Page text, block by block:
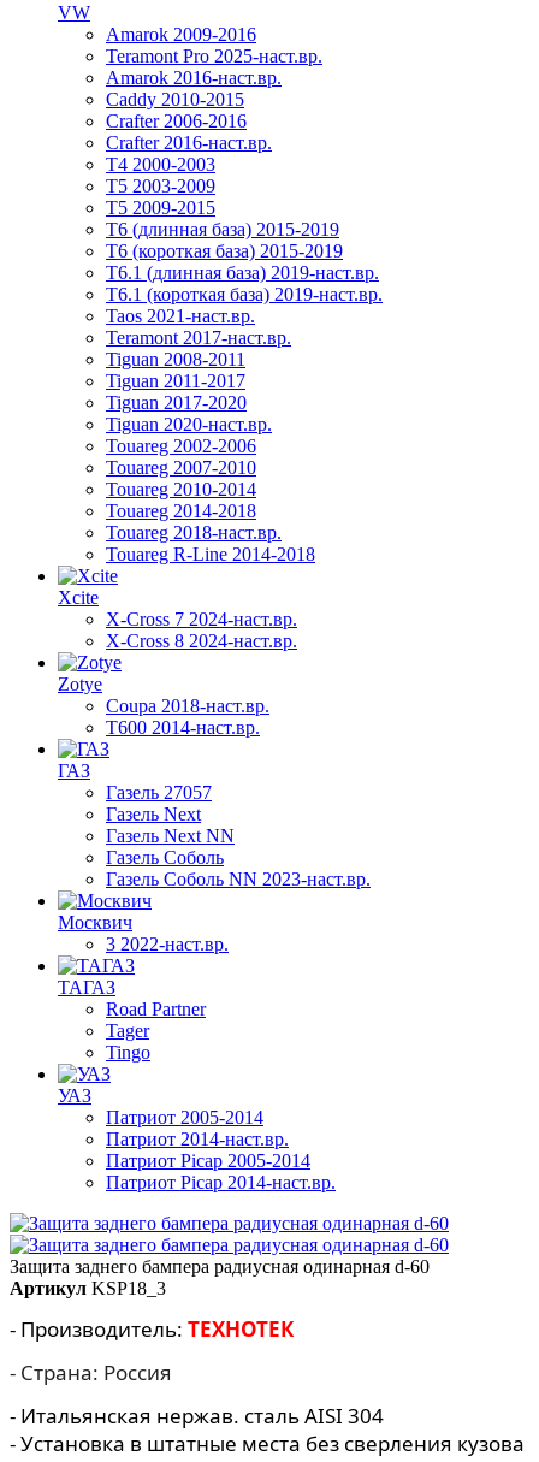
VW
Amarok 2009-2016
Teramont Pro 2025-наст.вр.
Amarok 2016-наст.вр.
Caddy 2010-2015
Crafter 2006-2016
Crafter 2016-наст.вр.
T4 2000-2003
T5 2003-2009
T5 2009-2015
T6 (длинная база) 2015-2019
Т6 (короткая база) 2015-2019
T6.1 (длинная база) 2019-наст.вр.
T6.1 (короткая база) 2019-наст.вр.
Taos 2021-наст.вр.
Teramont 2017-наст.вр.
Tiguan 2008-2011
Tiguan 2011-2017
Tiguan 2017-2020
Tiguan 2020-наст.вр.
Touareg 2002-2006
Touareg 2007-2010
Touareg 2010-2014
Touareg 2014-2018
Touareg 2018-наст.вр.
Touareg R-Line 2014-2018
Xcite
X-Cross 7 2024-наст.вр.
X-Cross 8 2024-наст.вр.
Zotye
Coupa 2018-наст.вр.
T600 2014-наст.вр.
ГАЗ
Газель 27057
Газель Next
Газель Next NN
Газель Соболь
Газель Соболь NN 2023-наст.вр.
Москвич
3 2022-наст.вр.
ТАГАЗ
Road Partner
Tager
Tingo
УАЗ
Патриот 2005-2014
Патриот 2014-наст.вр.
Патриот Picap 2005-2014
Патриот Picap 2014-наст.вр.
Защита заднего бампера радиусная одинарная d-60
Артикул KSP18_3
- Производитель: ТЕХНОТЕК
- Страна: Россия
- Итальянская нержав. сталь AISI 304
- Установка в штатные места без сверления кузова